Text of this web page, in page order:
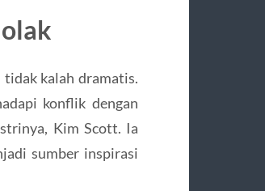
tidak kalah dramatis.
konflik dengan
Kim Scott. Ia
sumber inspirasi